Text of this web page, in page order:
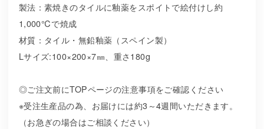
製法：素焼きのタイルに釉薬をスポイトで絵付けし約
1,000℃で焼成
材質：タイル・無鉛釉薬（スペイン製）
Lサイズ:100×200×7㎜、重さ180g
◎ご注文前にTOPページの注意事項をご確認ください
※受注生産品の為、お届けには約3～4週間いただきます。
（お急ぎの場合はご相談ください）